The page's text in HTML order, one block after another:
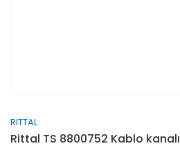
RITTAL
Rittal TS 8800752 Kablo kanalı